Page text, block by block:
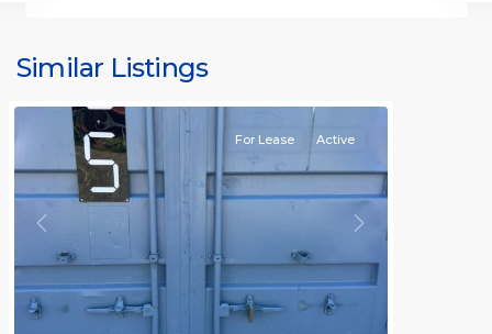
Similar Listings
Previous Next
For Lease Active